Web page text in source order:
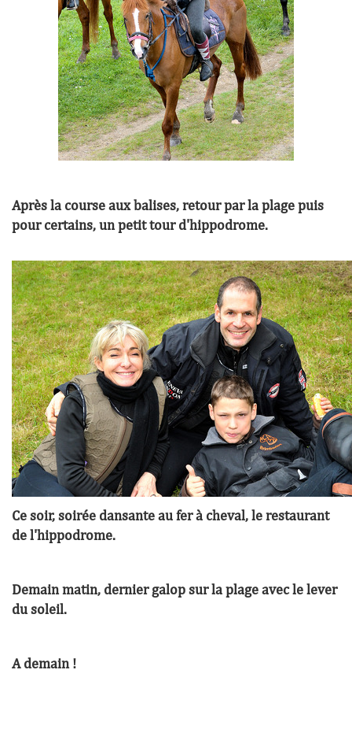
Après la course aux balises, retour par la plage puis
pour certains, un petit tour d'hippodrome.
Ce soir, soirée dansante au fer à cheval, le restaurant
de l'hippodrome.
Demain matin, dernier galop sur la plage avec le lever
du soleil.
A demain !